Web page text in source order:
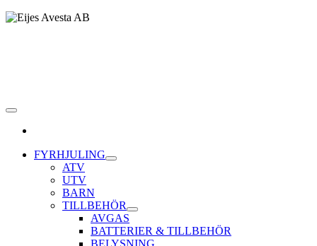
Toggle navigation
FYRHJULING
ATV
UTV
BARN
TILLBEHÖR
AVGAS
BATTERIER & TILLBEHÖR
BELYSNING